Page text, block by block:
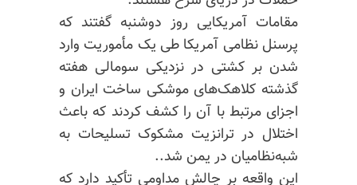
مقامات آمریکایی روز دوشنبه گفتند که
پرسنل نظامی آمریکا طی یک مأموریت وارد
شدن بر کشتی در نزدیکی سومالی هفته
گذشته کلاهک‌های موشکی ساخت ایران و
اجزای مرتبط با آن را کشف کردند که باعث
اختلال در ترانزیت مشکوک تسلیحات به
شبه‌نظامیان در یمن شد..
این واقعه بر چالش مداومی تأکید دارد که